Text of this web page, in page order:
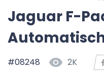
Jaguar F-
#08248 2K